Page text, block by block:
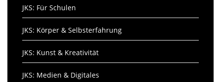
JKS: Für Schulen
JKS: Körper & Selbsterfahrung
JKS: Kunst & Kreativität
JKS: Medien & Digitales